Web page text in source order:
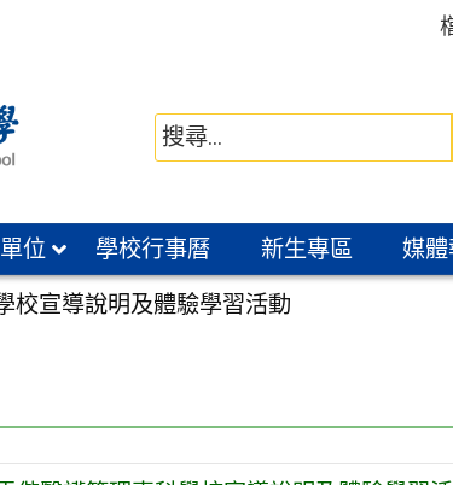
位 學校行事曆 新生專區 媒
校宣導說明及體驗學習活動